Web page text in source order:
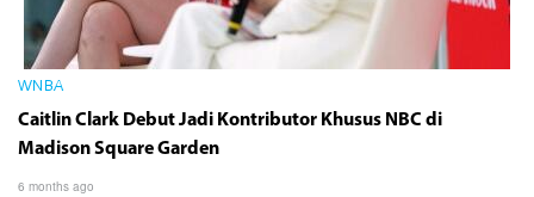
WNBA
Caitlin Clark Debut Jadi Kontributor Khusus NBC di
Madison Square Garden
6 months ago